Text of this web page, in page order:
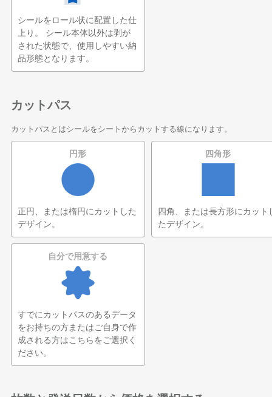
シールをロール状に配置した仕
上り。 シール本体以外は剥が
された状態で、使用しやすい納
品形態となります。
カットパス
カットパスとはシールをシートからカットする線になります。
円形
正円、または楕円にカットした
デザイン。
四角形
四角、または長方形にカット
たデザイン。
自分で用意する
すでにカットパスのあるデータ
をお持ちの方またはご自身で作
成される方はこちらをご選択く
ださい。